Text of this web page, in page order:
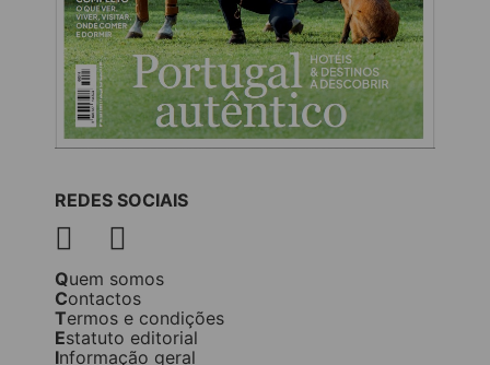
REDES SOCIAIS
Quem somos
Contactos
Termos e condições
Estatuto editorial
Informação geral